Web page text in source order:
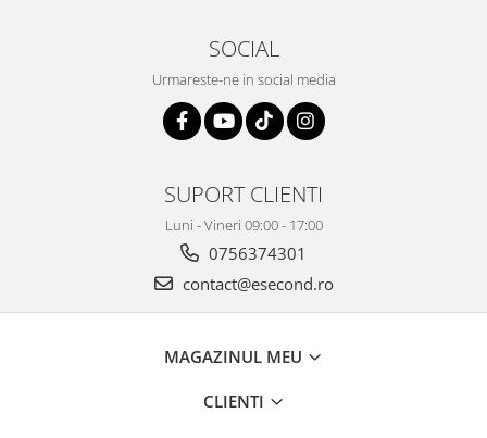
SOCIAL
Urmareste-ne in social media
SUPORT CLIENTI
Luni - Vineri 09:00 - 17:00
0756374301
contact@esecond.ro
MAGAZINUL MEU
CLIENTI